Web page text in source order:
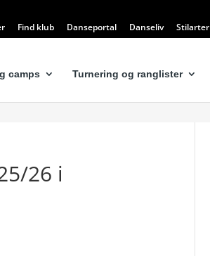
Find klub Danseportal Danseliv Stilarter
camps Turnering og ranglister
26 i